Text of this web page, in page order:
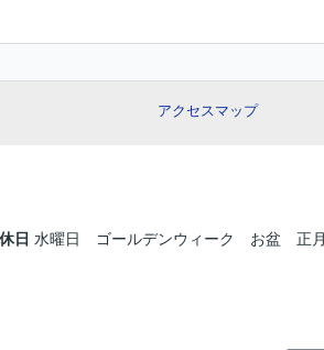
アクセスマップ
日 水曜日 ゴールデンウィーク お盆 正月